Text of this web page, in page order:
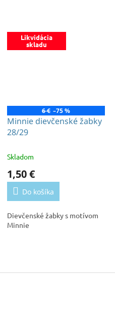
Likvidácia
skladu
6 € –75 %
Minnie dievčenské žabky
28/29
Skladom
1,50 €
Do košíka
Dievčenské žabky s motívom
Minnie